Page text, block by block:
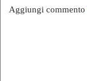
Aggiungi commento